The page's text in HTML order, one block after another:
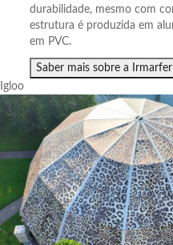
durabilidade, mesmo com
estrutura é produzida em
em PVC.
Saber mais sobre a Irmarfer
Igloo